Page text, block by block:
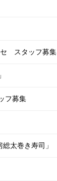
スタッフ募集
フ募集
太巻き寿司」